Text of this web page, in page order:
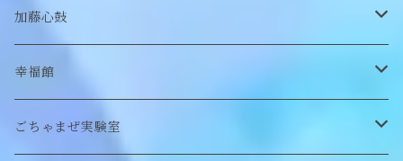
付け襟
カードケース
キーホルダー
ぬいぐるみ
クッション
シューズ/サンダル
セットアップ
ぬいぐるみ鏡
ぬいぐるみキーホルダー
ぬいぐるみマフラー
ヘアゴム
靴下
キーホルダー
加藤心鼓
ロンT
幸福館
トレーナー
ごちゃまぜ実験室